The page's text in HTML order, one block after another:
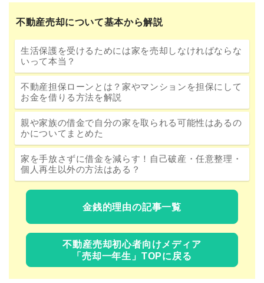
不動産売却について基本から解説
生活保護を受けるためには家を売却しなければならな
いって本当？
不動産担保ローンとは？家やマンションを担保にして
お金を借りる方法を解説
親や家族の借金で自分の家を取られる可能性はあるの
かについてまとめた
家を手放さずに借金を減らす！自己破産・任意整理・
個人再生以外の方法はある？
金銭的理由の記事一覧
不動産売却初心者向けメディア
「売却一年生」TOPに戻る